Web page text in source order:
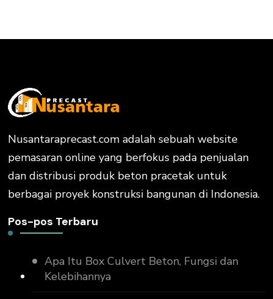
Nusantaraprecast.com adalah sebuah website
pemasaran online yang berfokus pada penjualan
dan distribusi produk beton pracetak untuk
berbagai proyek konstruksi bangunan di Indonesia.
Pos-pos Terbaru
Apa Itu Box Culvert Beton, Fungsi dan
Kelebihannya